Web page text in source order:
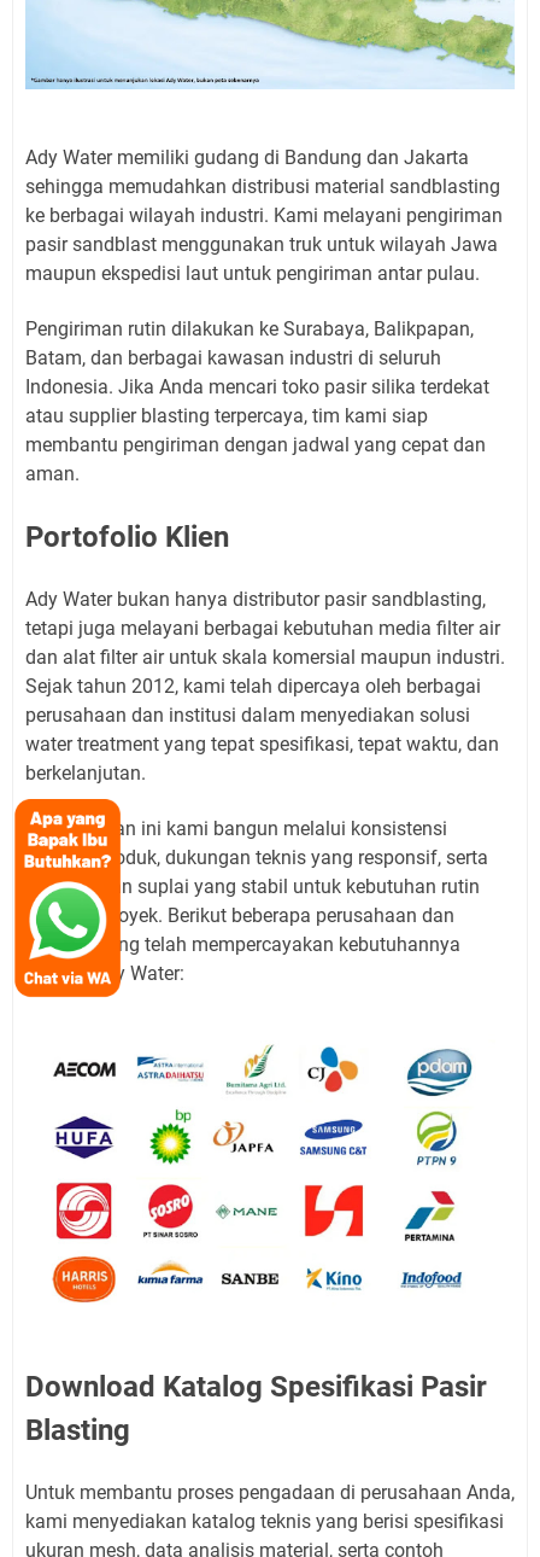
Ady Water memiliki gudang di Bandung dan Jakarta
sehingga memudahkan distribusi material sandblasting
ke berbagai wilayah industri. Kami melayani pengiriman
pasir sandblast menggunakan truk untuk wilayah Jawa
maupun ekspedisi laut untuk pengiriman antar pulau.
Pengiriman rutin dilakukan ke Surabaya, Balikpapan,
Batam, dan berbagai kawasan industri di seluruh
Indonesia. Jika Anda mencari toko pasir silika terdekat
atau supplier blasting terpercaya, tim kami siap
membantu pengiriman dengan jadwal yang cepat dan
aman.
Portofolio Klien
Ady Water bukan hanya distributor pasir sandblasting,
tetapi juga melayani berbagai kebutuhan media filter air
dan alat filter air untuk skala komersial maupun industri.
Sejak tahun 2012, kami telah dipercaya oleh berbagai
perusahaan dan institusi dalam menyediakan solusi
water treatment yang tepat spesifikasi, tepat waktu, dan
berkelanjutan.
Kepercayaan ini kami bangun melalui konsistensi
kualitas produk, dukungan teknis yang responsif, serta
kemampuan suplai yang stabil untuk kebutuhan rutin
maupun proyek. Berikut beberapa perusahaan dan
institusi yang telah mempercayakan kebutuhannya
kepada Ady Water:
Download Katalog Spesifikasi Pasir
Blasting
Untuk membantu proses pengadaan di perusahaan Anda,
kami menyediakan katalog teknis yang berisi spesifikasi
ukuran mesh, data analisis material, serta contoh